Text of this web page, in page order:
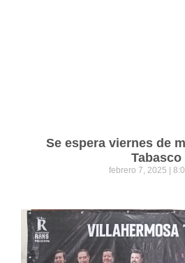
Se espera viernes de
Tabasco
febrero 7, 2025